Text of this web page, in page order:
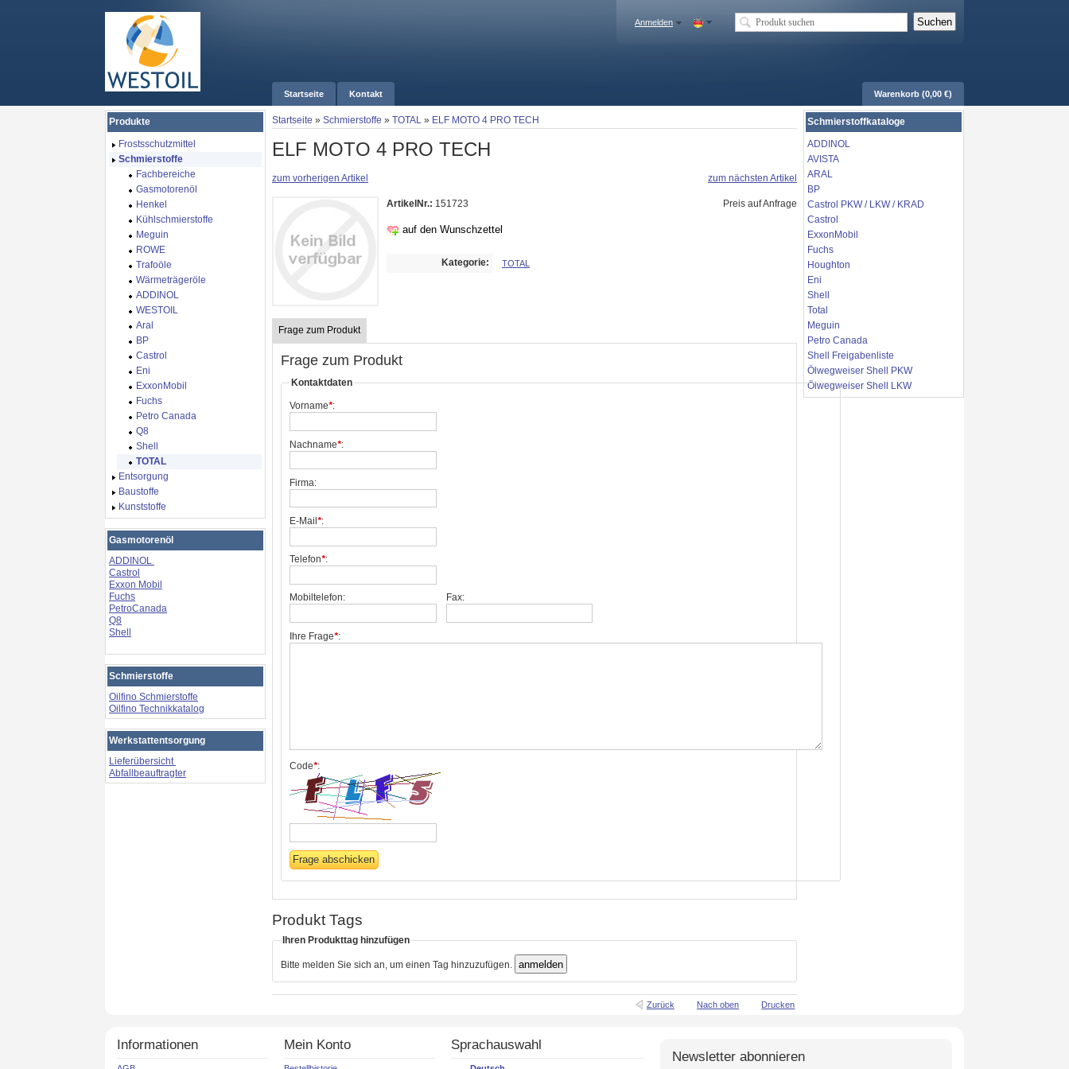
Startseite Kontakt Warenkorb (0,00 €)
Anmelden
Startseite » Schmierstoffe » TOTAL » ELF MOTO 4 PRO TECH
ELF MOTO 4 PRO TECH
zum vorherigen Artikel zum nächsten Artikel
ArtikelNr.: 151723
auf den Wunschzettel
Preis auf Anfrage
Kategorie: TOTAL
Frage zum Produkt
Frage zum Produkt
Kontaktdaten
Vorname*:
Nachname*:
Firma:
E-Mail *:
Telefon*:
Mobiltelefon: Fax:
Ihre Frage*:
Code*:
Produkt Tags
Ihren Produkttag hinzufügen
Bitte melden Sie sich an, um einen Tag hinzuzufügen.
Zurück Nach oben Drucken
Produkte
Frostsschutzmittel
Schmierstoffe
Fachbereiche
Gasmotorenöl
Henkel
Kühlschmierstoffe
Meguin
ROWE
Trafoöle
Wärmeträgeröle
ADDINOL
WESTOIL
Aral
BP
Castrol
Eni
ExxonMobil
Fuchs
Petro Canada
Q8
Shell
TOTAL
Entsorgung
Baustoffe
Kunststoffe
Gasmotorenöl
ADDINOL
Castrol
Exxon Mobil
Fuchs
PetroCanada
Q8
Shell
Schmierstoffe
Oilfino Schmierstoffe
Oilfino Technikkatalog
Werkstattentsorgung
Lieferübersicht
Abfallbeauftragter
Schmierstoffkataloge
ADDINOL
AVISTA
ARAL
BP
Castrol PKW / LKW / KRAD
Castrol
ExxonMobil
Fuchs
Houghton
Eni
Shell
Total
Meguin
Petro Canada
Shell Freigabenliste
Ölwegweiser Shell PKW
Ölwegweiser Shell LKW
Informationen Mein Konto Sprachauswahl
Newsletter abonnieren